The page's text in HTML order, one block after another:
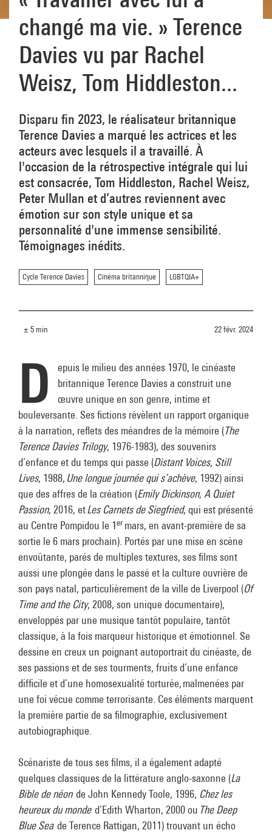
changé ma vie. » Terence
Davies vu par Rachel
Weisz, Tom Hiddleston...
Disparu fin 2023, le réalisateur britannique
Terence Davies a marqué les actrices et les
acteurs avec lesquels il a travaillé. À
l'occasion de la rétrospective intégrale qui lui
est consacrée, Tom Hiddleston, Rachel Weisz,
Peter Mullan et d’autres reviennent avec
émotion sur son style unique et sa
personnalité d'une immense sensibilité.
Témoignages inédits.
Cycle Terence Davies Cinéma britannique LGBTQIA+
± 5 min 22 févr. 2024
D
epuis le milieu des années 1970, le cinéaste
britannique Terence Davies a construit une
œuvre unique en son genre, intime et
bouleversante. Ses fictions révèlent un rapport organique
à la narration, reflets des méandres de la mémoire (The
Terence Davies Trilogy, 1976-1983), des souvenirs
d’enfance et du temps qui passe (Distant Voices, Still
Lives, 1988, Une longue journée qui s’achève, 1992) ainsi
que des affres de la création (Emily Dickinson, A Quiet
Passion, 2016, etLes Carnets de Siegfried, qui est présenté
au Centre Pompidou le 1er mars, en avant-première de sa
sortie le 6 mars prochain). Portés par une mise en scène
envoûtante, parés de multiples textures, ses films sont
aussi une plongée dans le passé et la culture ouvrière de
son pays natal, particulièrement de la ville de Liverpool (Of
Time and the City, 2008, son unique documentaire),
enveloppés par une musique tantôt populaire, tantôt
classique, à la fois marqueur historique et émotionnel. Se
dessine en creux un poignant autoportrait du cinéaste, de
ses passions et de ses tourments, fruits d’une enfance
difficile et d’une homosexualité torturée, malmenées par
une foi vécue comme terrorisante. Ces éléments marquent
la première partie de sa filmographie, exclusivement
autobiographique.
Scénariste de tous ses films, il a également adapté
quelques classiques de la littérature anglo-saxonne (La
Bible de néon de John Kennedy Toole, 1996, Chez les
heureux du monde d’Edith Wharton, 2000 ou The Deep
Blue Seade Terence Rattigan, 2011) trouvant un écho